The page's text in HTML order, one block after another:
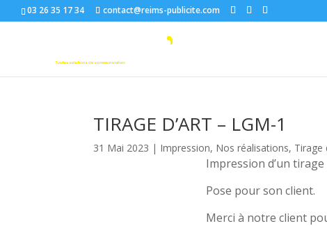
03 26 35 17 34 contact@reims-publicite.com
TIRAGE D’ART – LGM-1
31 Mai 2023 | Impression, Nos réalisations, Tirage
Impression d’un
Pose pour son client.
Merci à notre client